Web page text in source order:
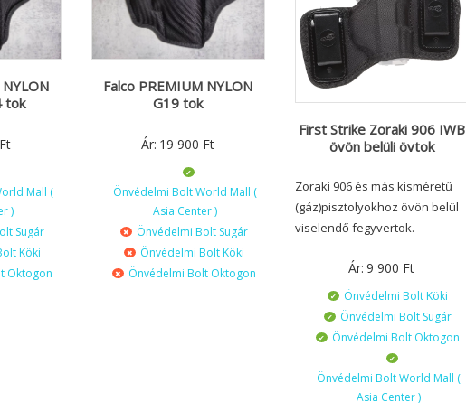
tok
Ft
Mall (
)
Sugár
Köki
Oktogon
Falco PREMIUM NYLON
G19 tok
Ár: 19 900 Ft
Önvédelmi Bolt World Mall (
Asia Center )
Önvédelmi Bolt Sugár
Önvédelmi Bolt Köki
Önvédelmi Bolt Oktogon
First Strike Zoraki 906 IWB
övön belüli övtok
Zoraki 906 és más kisméretű
(gáz)pisztolyokhoz övön belül
viselendő fegyvertok.
Ár: 9 900 Ft
Önvédelmi Bolt Köki
Önvédelmi Bolt Sugár
Önvédelmi Bolt Oktogon
Önvédelmi Bolt World Mall (
Asia Center )